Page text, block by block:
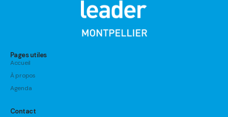
Pages utiles
Accueil
À propos
Agenda
Contact